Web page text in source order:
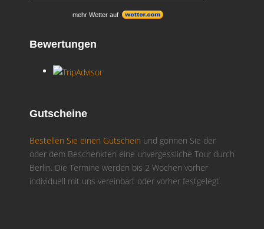
mehr Wetter auf
Bewertungen
Gutscheine
Bestellen Sie einen Gutschein und gönnen Sie der
oder dem Beschenkten eine unvergessliche Tour durch
Berlin. Die Termine werden bis 2 Wochen vorher
individuell mit uns vereinbart oder vorher festgelegt.